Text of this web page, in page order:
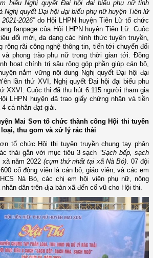
hiểu Nghị quyết Đại hội đại biểu phụ nữ tỉnh
Nghị quyết Đại hội đại biểu phụ nữ huyện Tiên lữ
2026”do Hội LHPN huyện Tiên Lữ tổ chức
fanpage của Hội LHPN huyện Tiên Lữ. Cuộc
đổi mới, đa dạng các hình thức tuyên truyền,
rộng rãi công nghệ thông tin, tiến tới chuyển đổi
và phong trào phụ nữ trong thời gian tới. Đồng
hoạt chính trị sâu rộng góp phần giúp cán bộ,
nắm vững nội dung Nghị quyết Đại hội đại
lần thứ XVI, Nghị quyết Đại hội đại biểu phu
XXVI. Cuộc thi đã thu hút 6.115 người tham gia
LHPN huyện đã trao giấy chứng nhận và tiền
cá nhân đạt giải.
Mai Sơn tổ chức thành công Hội thi tuyên
thu gom và xử lý rác thải
tổ chức Hội thi tuyên truyền chung tay phân
thải gắn với mục tiêu 3 sạch “Sạch bếp, sạch
năm 2022 (cụm thứ nhất tại xã Nà Bó) . 07 đội
cổ động viên là cán bộ, giáo viên, và các em
Nà Bó, các chị em hội viên phụ nữ, nông
dân trên địa bàn xã đến cổ vũ cho Hội thi.